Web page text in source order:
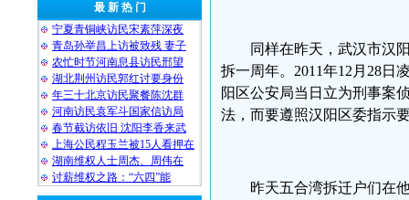
最 新 热 门
宁夏青铜峡访民宋素萍深夜
青岛孙举昌上访被致残 妻子
农忙时节河南息县访民邢望
湖北荆州访民郭红讨要身份
年三十北京访民聚餐陈沈群
河南访民袁军斗国家信访局
春节截访依旧 沈阳李香来武
上海公民程玉兰被15人看押在
湖南维权人士周杰、周伟在
讨薪维权之路：“六四”能
同样在昨天，武汉市汉
拆一周年。2011年12月28日
阳区公安局当日立为刑事案
法，而要遵照汉阳区委指示
昨天五合湾拆迁户们在